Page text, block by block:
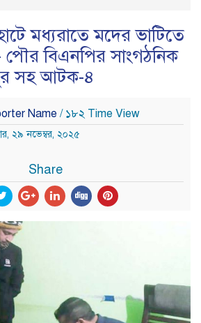
মধ্যরাতে মদের ভাটিতে
পৌর বিএনপির সাংগঠনিক
সহ আটক-৪
Name / ১৮২ Time View
২৯ নভেম্বর, ২০২৫
Share